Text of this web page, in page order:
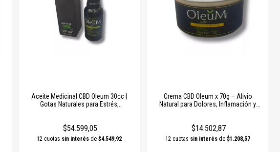
Aceite Medicinal CBD Oleum 30cc |
Gotas Naturales para Estrés,
$54.599,05
12 cuotas sin interés de$4.549,92
Crema CBD Oleum x 70g – Alivio
Natural para Dolores, Inflamación y
$14.502,87
12 cuotas sin interés de$1.208,57